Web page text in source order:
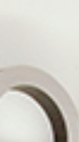
featured_seasonal_and_gifts